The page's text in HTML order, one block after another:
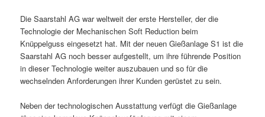
Die Saarstahl AG war weltweit der erste Hersteller, der die
Technologie der Mechanischen Soft Reduction beim
Knüppelguss eingesetzt hat. Mit der neuen Gießanlage S1 ist die
Saarstahl AG noch besser aufgestellt, um ihre führende Position
in dieser Technologie weiter auszubauen und so für die
wechselnden Anforderungen ihrer Kunden gerüstet zu sein.
Neben der technologischen Ausstattung verfügt die Gießanlage